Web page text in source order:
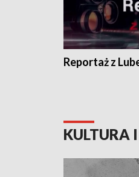
Reportaż z
KULTURA